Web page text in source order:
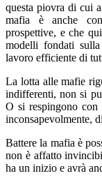
questa piovra di cui
mafia è anche
prospettive, e che
modelli fondati
lavoro efficiente di
La lotta alle mafie
indifferenti, non si
O si respingono con
inconsapevolmente,
Battere la mafia è
non è affatto
ha un inizio e avrà